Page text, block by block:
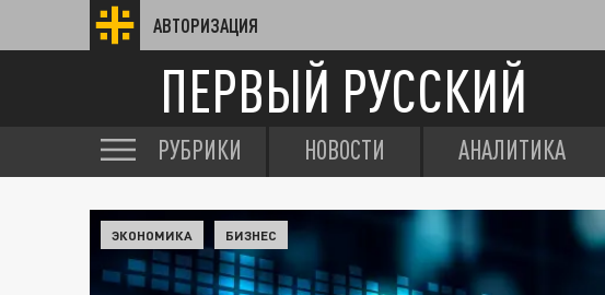
АВТОРИЗАЦИЯ
ПЕРВЫЙ РУССКИЙ
РУБРИКИ НОВОСТИ АНАЛИТИКА
ЭКОНОМИКА БИЗНЕС